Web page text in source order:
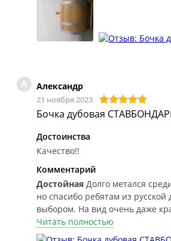
А Александр
21 ноября 2023
Бочка дубовая
Достоинства
Качество!!
Комментарий
Достойная Долго метался
но спасибо ребятам из
выбором. На вид очень даже
воду, с торца появилась
истечению 15 минут высохла. Я
Читать полностью